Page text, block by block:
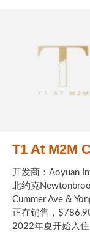
T1 At M2M
开发商：Aoyuan
北约克
Cummer Ave &
正在销售，
2022年夏开始入住